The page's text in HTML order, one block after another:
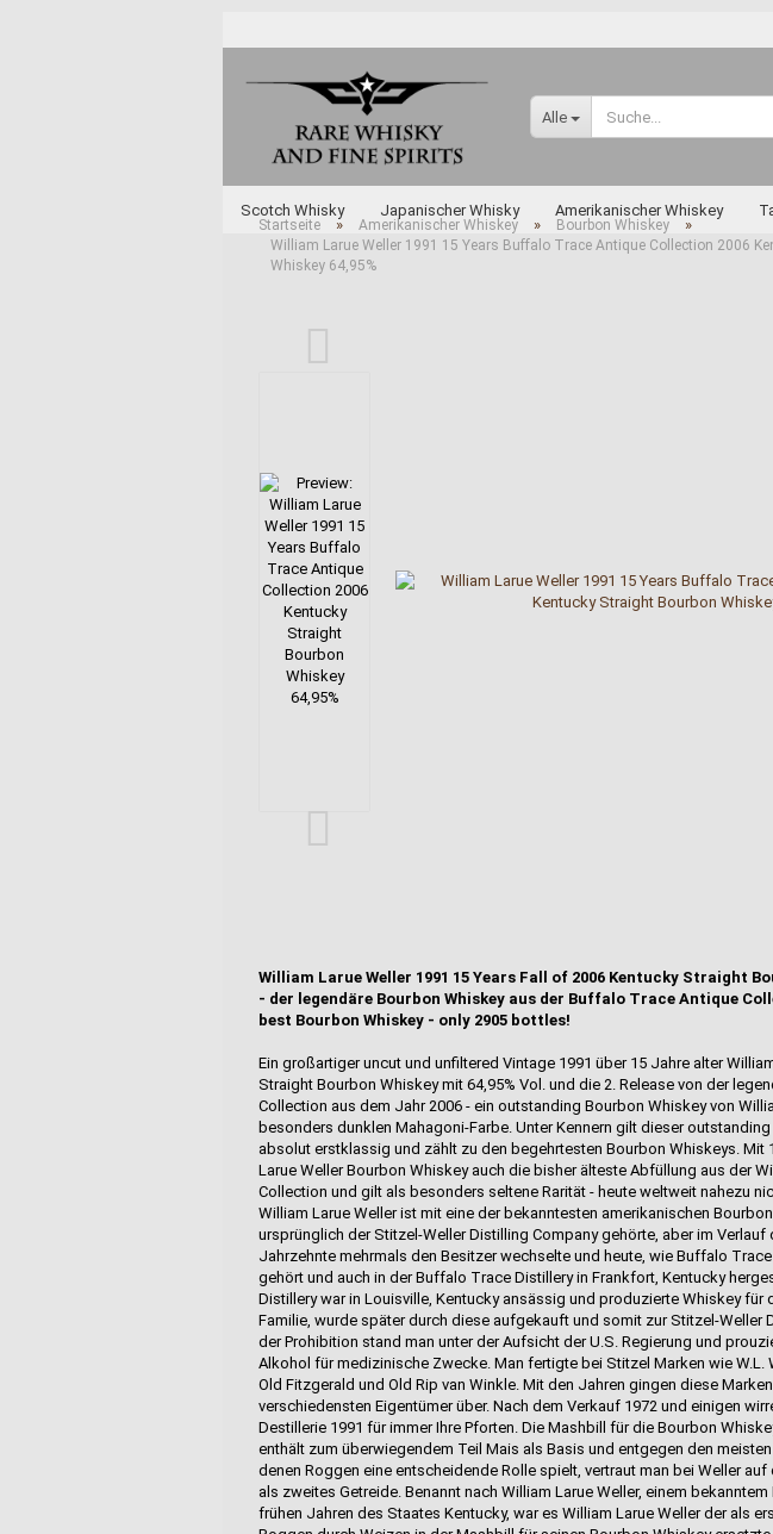
Alle
Scotch Whisky Japanischer Whisky Amerikanischer Whiskey
Unabhängige Abfüller Whisky und Whiskey nach Art und Sorten
Startseite » Amerikanischer Whiskey » Bourbon Whiskey »
William Larue Weller 1991 15 Years Buffalo Trace Antique Collection 2006
Whiskey 64,95%
William Larue Weller 1991 15 Years Fall of 2006 Kentucky Straight
- der legendäre Bourbon Whiskey aus der Buffalo Trace Antique
best Bourbon Whiskey - only 2905 bottles!
Ein großartiger uncut und unfiltered Vintage 1991 über 15 Jahre alter
Straight Bourbon Whiskey mit 64,95% Vol. und die 2. Release von der
Collection aus dem Jahr 2006 - ein outstanding Bourbon Whiskey von
besonders dunklen Mahagoni-Farbe. Unter Kennern gilt dieser
absolut erstklassig und zählt zu den begehrtesten Bourbon Whiskeys. Mit
Larue Weller Bourbon Whiskey auch die bisher älteste Abfüllung aus der
Collection und gilt als besonders seltene Rarität - heute weltweit nahezu
William Larue Weller ist mit eine der bekanntesten amerikanischen
ursprünglich der Stitzel-Weller Distilling Company gehörte, aber im Verlauf
Jahrzehnte mehrmals den Besitzer wechselte und heute, wie Buffalo
gehört und auch in der Buffalo Trace Distillery in Frankfort, Kentucky
Distillery war in Louisville, Kentucky ansässig und produzierte Whiskey für
Familie, wurde später durch diese aufgekauft und somit zur Stitzel-Weller
der Prohibition stand man unter der Aufsicht der U.S. Regierung und
Alkohol für medizinische Zwecke. Man fertigte bei Stitzel Marken wie W.L.
Old Fitzgerald und Old Rip van Winkle. Mit den Jahren gingen diese
verschiedensten Eigentümer über. Nach dem Verkauf 1972 und einigen
Destillerie 1991 für immer Ihre Pforten. Die Mashbill für die Bourbon
enthält zum überwiegendem Teil Mais als Basis und entgegen den
denen Roggen eine entscheidende Rolle spielt, vertraut man bei Weller
als zweites Getreide. Benannt nach William Larue Weller, einem
frühen Jahren des Staates Kentucky, war es William Larue Weller der als